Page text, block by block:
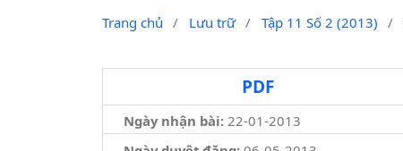
Trang chủ / Lưu trữ / Tập 11 Số 2 (2013) /
PDF
Ngày nhận bài: 22-01-2013